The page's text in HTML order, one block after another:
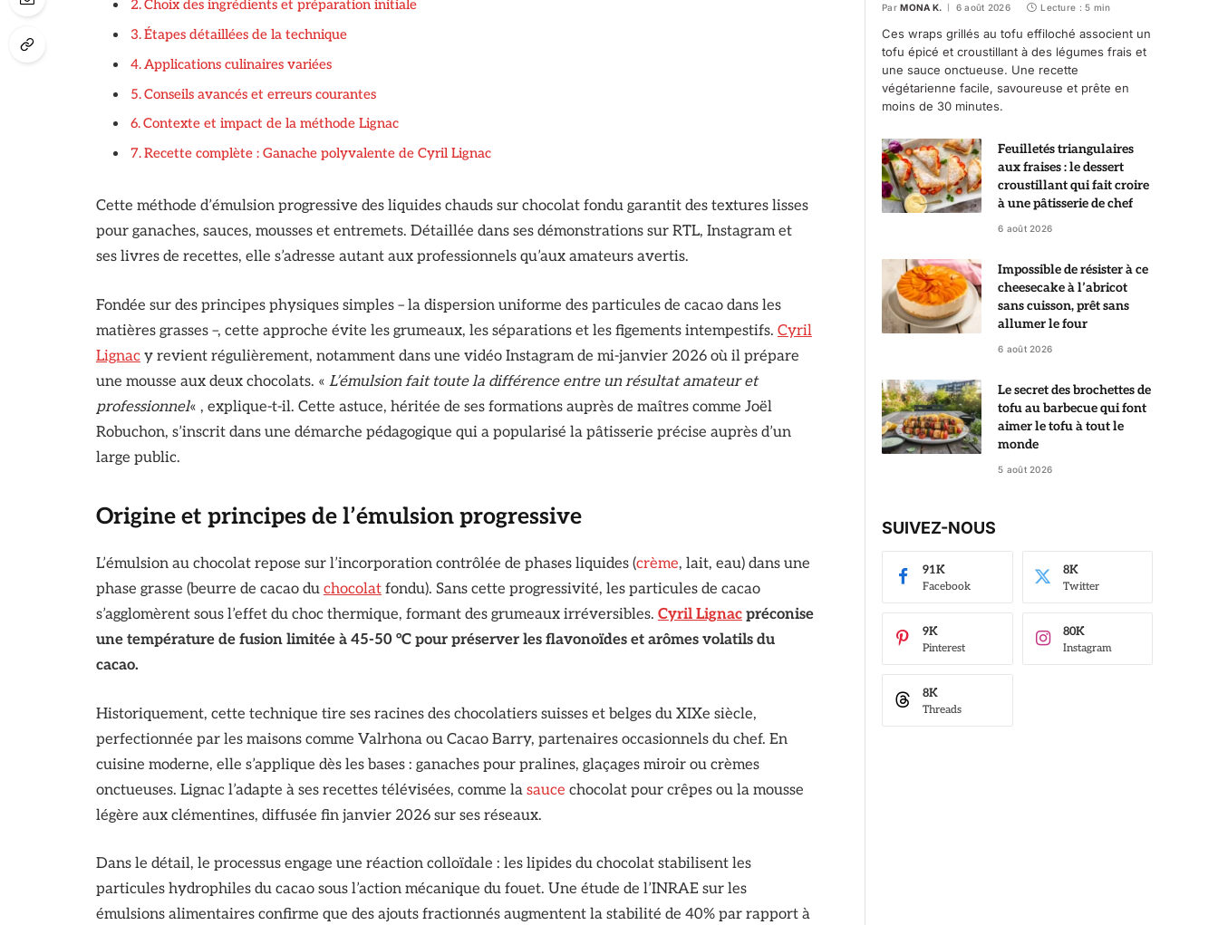
Choix des ingrédients et préparation initiale
Étapes détaillées de la technique
Applications culinaires variées
Conseils avancés et erreurs courantes
Contexte et impact de la méthode Lignac
Recette complète : Ganache polyvalente de Cyril Lignac
Cette méthode d’émulsion progressive des liquides chauds sur chocolat fondu garantit des textures lisses
pour ganaches, sauces, mousses et entremets. Détaillée dans ses démonstrations sur RTL, Instagram et
ses livres de recettes, elle s’adresse autant aux professionnels qu’aux amateurs avertis.
Fondée sur des principes physiques simples – la dispersion uniforme des particules de cacao dans les
matières grasses –, cette approche évite les grumeaux, les séparations et les figements intempestifs. Cyril
Lignacy revient régulièrement, notamment dans une vidéo Instagram de mi-janvier 2026 où il prépare
une mousse aux deux chocolats. « L’émulsion fait toute la différence entre un résultat amateur et
professionnel« , explique-t-il. Cette astuce, héritée de ses formations auprès de maîtres comme Joël
Robuchon, s’inscrit dans une démarche pédagogique qui a popularisé la pâtisserie précise auprès d’un
large public.
Origine et principes de l’émulsion progressive
L’émulsion au chocolat repose sur l’incorporation contrôlée de phases liquides (crème, lait, eau) dans une
phase grasse (beurre de cacao du chocolatfondu). Sans cette progressivité, les particules de cacao
s’agglomèrent sous l’effet du choc thermique, formant des grumeaux irréversibles. Cyril Lignacpréconise
une température de fusion limitée à 45-50 °C pour préserver les flavonoïdes et arômes volatils du
cacao.
Historiquement, cette technique tire ses racines des chocolatiers suisses et belges du XIXe siècle,
perfectionnée par les maisons comme Valrhona ou Cacao Barry, partenaires occasionnels du chef. En
cuisine moderne, elle s’applique dès les bases : ganaches pour pralines, glaçages miroir ou crèmes
onctueuses. Lignac l’adapte à ses recettes télévisées, comme la sauce chocolat pour crêpes ou la mousse
légère aux clémentines, diffusée fin janvier 2026 sur ses réseaux.
Dans le détail, le processus engage une réaction colloïdale : les lipides du chocolat stabilisent les
particules hydrophiles du cacao sous l’action mécanique du fouet. Une étude de l’INRAE sur les
émulsions alimentaires confirme que des ajouts fractionnés augmentent la stabilité de 40% par rapport à
Par MONA K. 6 août 2026 Lecture : 5 min
Ces wraps grillés au tofu effiloché associent un
tofu épicé et croustillant à des légumes frais et
une sauce onctueuse. Une recette
végétarienne facile, savoureuse et prête en
moins de 30 minutes.
Feuilletés triangulaires
aux fraises : le dessert
croustillant qui fait croire
à une pâtisserie de chef
6 août 2026
Impossible de résister à ce
cheesecake à l’abricot
sans cuisson, prêt sans
allumer le four
6 août 2026
Le secret des brochettes de
tofu au barbecue qui font
aimer le tofu à tout le
monde
5 août 2026
SUIVEZ-NOUS
Facebook
91K
Twitter
8K
Pinterest
9K
Instagram
80K
Threads
8K